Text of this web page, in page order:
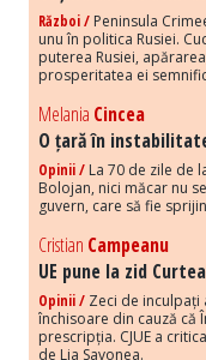
Război / Peninsula
unu în politica Rusiei.
puterea Rusiei,
prosperitatea ei
Melania Cincea
O țară în
Opinii / La 70 de zile de
Bolojan, nici măcar nu
guvern, care să fie
Cristian Campeanu
UE pune la zid
Opinii / Zeci de inculpați
închisoare din cauză că
prescripția. CJUE a
de Lia Savonea.